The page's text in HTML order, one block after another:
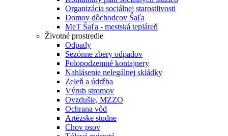
Organizácia sociálnej starostlivosti
Domov dôchodcov Šaľa
MeT Šaľa - mestská tepláreň
Životné prostredie
Odpady
Sezónne zbery odpadov
Polopodzemné kontajnery
Nahlásenie nelegálnej skládky
Zeleň a údržba
Výrub stromov
Ovzdušie, MZZO
Ochrana vôd
Artézske studne
Chov psov